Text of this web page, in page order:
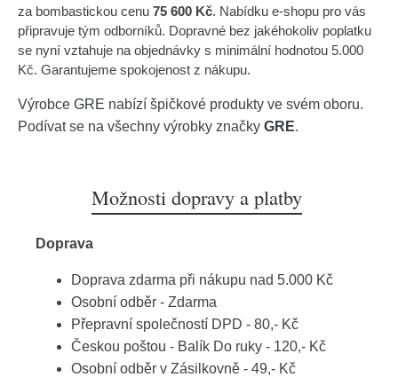
za bombastickou cenu 75 600 Kč. Nabídku e-shopu pro vás
připravuje tým odborníků. Dopravné bez jakéhokoliv poplatku
se nyní vztahuje na objednávky s minimální hodnotou 5.000
Kč. Garantujeme spokojenost z nákupu.
Výrobce GRE nabízí špičkové produkty ve svém oboru.
Podívat se na všechny výrobky značky GRE.
Možnosti dopravy a platby
Doprava
Doprava zdarma při nákupu nad 5.000 Kč
Osobní odběr - Zdarma
Přepravní společností DPD - 80,- Kč
Českou poštou - Balík Do ruky - 120,- Kč
Osobní odběr v Zásilkovně - 49,- Kč